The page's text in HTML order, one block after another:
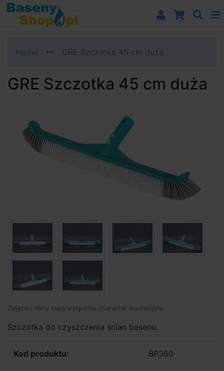
Przejdź do nawigacji
Przejdź do treści
Przejdź do paska bocznego
Home GRE Szczotka 45 cm duża
GRE Szczotka 45 cm duża
Zdjęcia i filmy mają wyłącznie charakter ilustracyjny.
Szczotka do czyszczenia ścian basenu.
Kod produktu: BP360